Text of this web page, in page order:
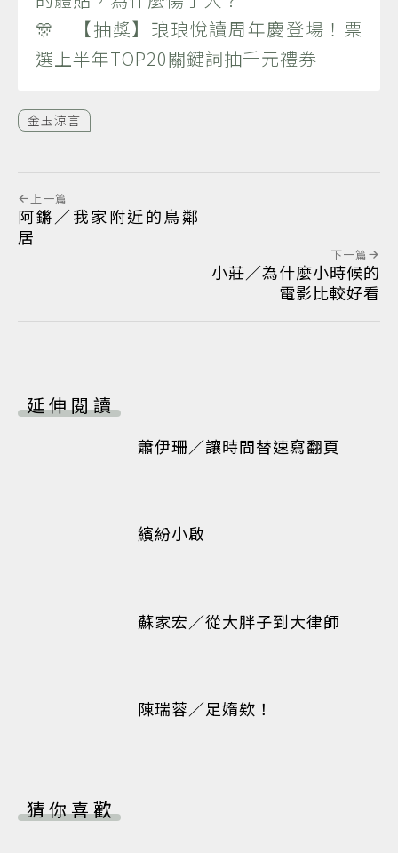
🎊 【抽獎】琅琅悅讀周年慶登場！票
選上半年TOP20關鍵詞抽千元禮券
金玉涼言
上一篇
阿鏘／我家附近的鳥鄰
居
下一篇
小莊／為什麼小時候的
電影比較好看
延伸閱讀
蕭伊珊／讓時間替速寫翻頁
繽紛小啟
蘇家宏／從大胖子到大律師
陳瑞蓉／足媠欸！
猜你喜歡